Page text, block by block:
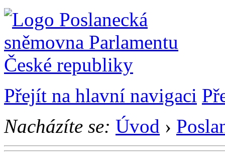
Přejít na hlavní navigaci
Nacházíte se: Úvod ›